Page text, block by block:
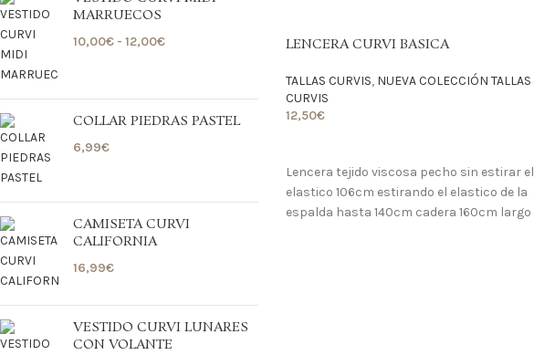
MARRUECOS
10,00€ - 12,00€
COLLAR PIEDRAS PASTEL
6,99€
CAMISETA CURVI
CALIFORNIA
16,99€
VESTIDO CURVI LUNARES
CON VOLANTE
LENCERA CURVI BASICA
TALLAS CURVIS, NUEVA COLECCIÓN TALLAS
CURVIS
12,50€
Lencera tejido viscosa pecho sin estirar el
elastico 106cm estirando el elastico de la
espalda hasta 140cm cadera 160cm largo